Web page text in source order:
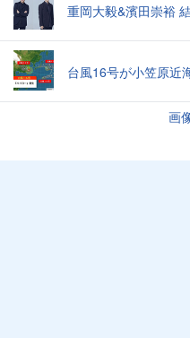
重岡大毅&濱田崇裕
台風16号が小笠原近
画